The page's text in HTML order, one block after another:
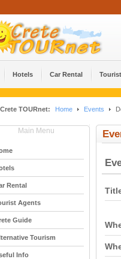
Hotels Car Rental
Crete TOURnet: Home Events
Main Menu
Rental
Agents
Guide
Tourism
Info